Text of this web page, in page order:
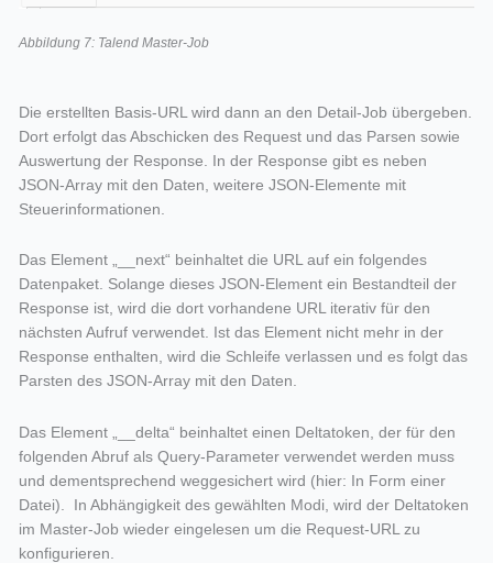
Abbildung 7: Talend Master-Job
Die erstellten Basis-URL wird dann an den Detail-Job übergeben.
Dort erfolgt das Abschicken des Request und das Parsen sowie
Auswertung der Response. In der Response gibt es neben
JSON-Array mit den Daten, weitere JSON-Elemente mit
Steuerinformationen.
Das Element „__next“ beinhaltet die URL auf ein folgendes
Datenpaket. Solange dieses JSON-Element ein Bestandteil der
Response ist, wird die dort vorhandene URL iterativ für den
nächsten Aufruf verwendet. Ist das Element nicht mehr in der
Response enthalten, wird die Schleife verlassen und es folgt das
Parsten des JSON-Array mit den Daten.
Das Element „__delta“ beinhaltet einen Deltatoken, der für den
folgenden Abruf als Query-Parameter verwendet werden muss
und dementsprechend weggesichert wird (hier: In Form einer
Datei). In Abhängigkeit des gewählten Modi, wird der Deltatoken
im Master-Job wieder eingelesen um die Request-URL zu
konfigurieren.